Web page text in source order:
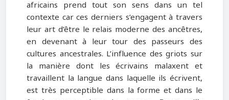
africains prend tout son sens dans un tel
contexte car ces derniers s’engagent à travers
leur art d’être le relais moderne des ancêtres,
en devenant à leur tour des passeurs des
cultures ancestrales. L’influence des griots sur
la manière dont les écrivains malaxent et
travaillent la langue dans laquelle ils écrivent,
est très perceptible dans la forme et dans le